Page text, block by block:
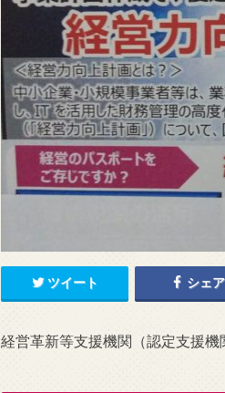
ツイート シェア
経営革新等支援機関（認定支援機